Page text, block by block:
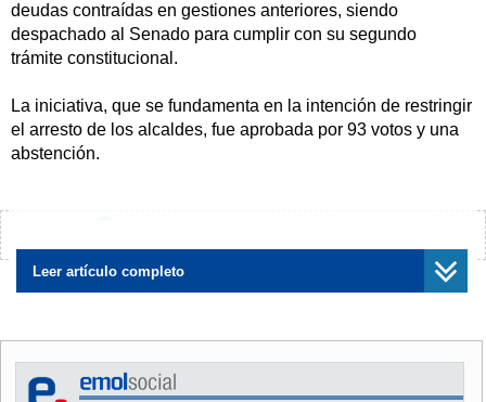
deudas contraídas en gestiones anteriores, siendo
despachado al Senado para cumplir con su segundo
trámite constitucional.
La iniciativa, que se fundamenta en la intención de restringir
el arresto de los alcaldes, fue aprobada por 93 votos y una
abstención.
resolución judicial se traduce en la medida de arresto,
según lo estipulado en el artículo 238 del Código de
Procedimiento Civil, la detención sólo procederá respecto
Lo que se busca es evitar que la máxima autoridad edilicia,
en su calidad de represente legal y por verse privado de
Leer artículo completo